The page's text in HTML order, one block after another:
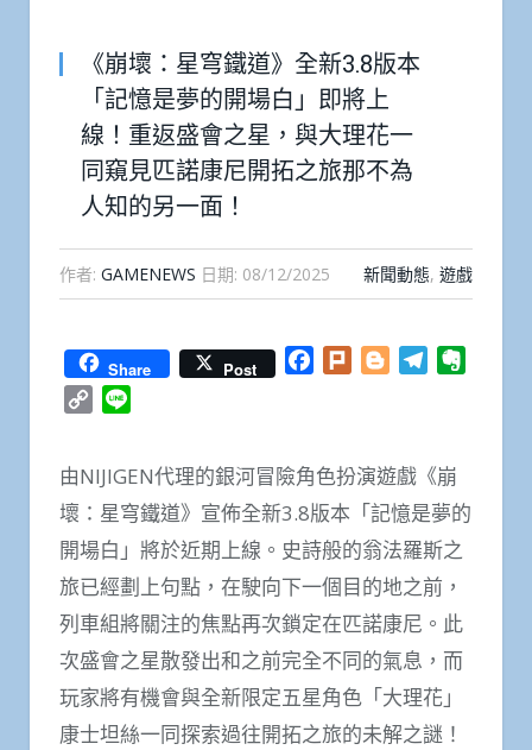
《崩壞：星穹鐵道》全新3.8版本
「記憶是夢的開場白」即將上
線！重返盛會之星，與大理花一
同窺見匹諾康尼開拓之旅那不為
人知的另一面！
作者: GAMENEWS 日期: 08/12/2025 新聞動態, 遊戲
Share Post Facebook
Plurk BloggerTelegram
Copy
由NIJIGEN代理的銀河冒險角色扮演遊戲《崩
壞：星穹鐵道》宣佈全新3.8版本「記憶是夢的
開場白」將於近期上線。史詩般的翁法羅斯之
旅已經劃上句點，在駛向下一個目的地之前，
列車組將關注的焦點再次鎖定在匹諾康尼。此
次盛會之星散發出和之前完全不同的氣息，而
玩家將有機會與全新限定五星角色「大理花」
康士坦絲一同探索過往開拓之旅的未解之謎！